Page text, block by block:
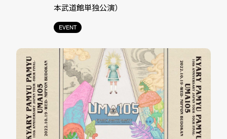
EVENT
本武道館単独公演）